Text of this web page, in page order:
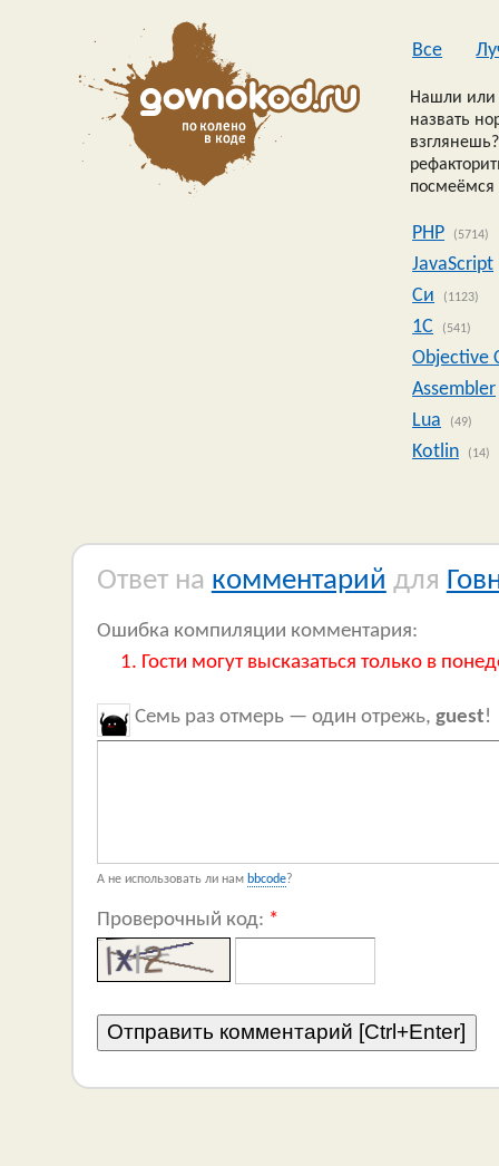
Все
Нашли или
назвать
посмеёмся
PHP (5714)
JavaScript
Си
(1123)
1C (541)
Objective
Assembler
Lua
(49)
Kotlin (14)
Ответ на комментарий для
Ошибка компиляции комментария:
Гости могут высказаться только в
Семь раз отмерь — один отрежь, guest!
А не использовать ли нам bbcode?
Проверочный код: *